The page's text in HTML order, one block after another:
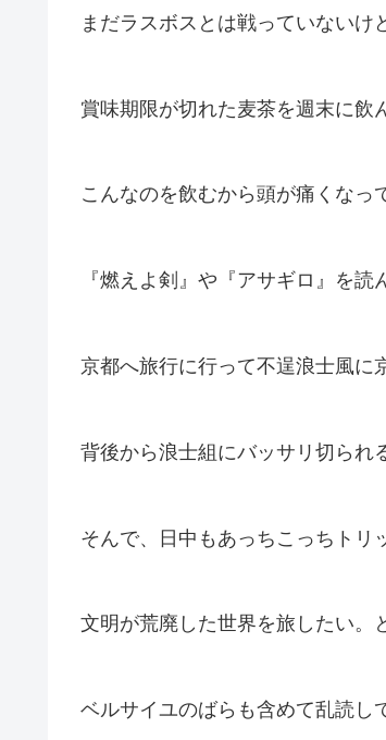
まだラスボスとは戦っていないけ
賞味期限が切れた麦茶を週末に飲
こんなのを飲むから頭が痛くなっ
『燃えよ剣』や『アサギロ』を読
京都へ旅行に行って不逞浪士風に
背後から浪士組にバッサリ切られ
そんで、日中もあっちこっちトリ
文明が荒廃した世界を旅したい。
ベルサイユのばらも含めて乱読し